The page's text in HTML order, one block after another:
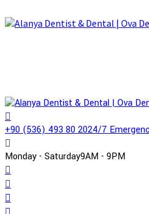
+90 (536) 493 80 2024/7
Monday - Saturday9AM - 9PM